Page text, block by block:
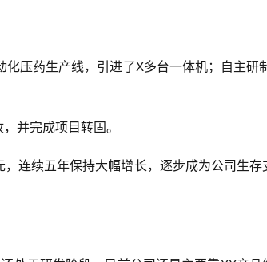
并完成项目转固。